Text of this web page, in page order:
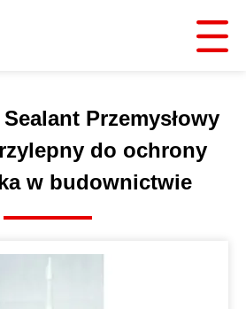
Przemysłowy
do ochrony
w budownictwie